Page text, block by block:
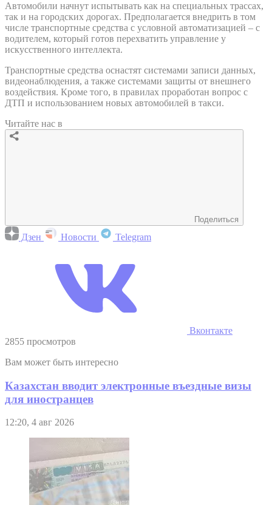
Автомобили начнут испытывать как на специальных трассах,
так и на городских дорогах. Предполагается внедрить в том
числе транспортные средства с условной автоматизацией – с
водителем, который готов перехватить управление у
искусственного интеллекта.
Транспортные средства оснастят системами записи данных,
видеонаблюдения, а также системами защиты от внешнего
воздействия. Кроме того, в правилах проработан вопрос с
ДТП и использованием новых автомобилей в такси.
Читайте нас в
Поделиться
Дзен Новости Telegram
Вконтакте
2855 просмотров
Вам может быть интересно
Казахстан вводит электронные въездные визы
для иностранцев
12:20, 4 авг 2026